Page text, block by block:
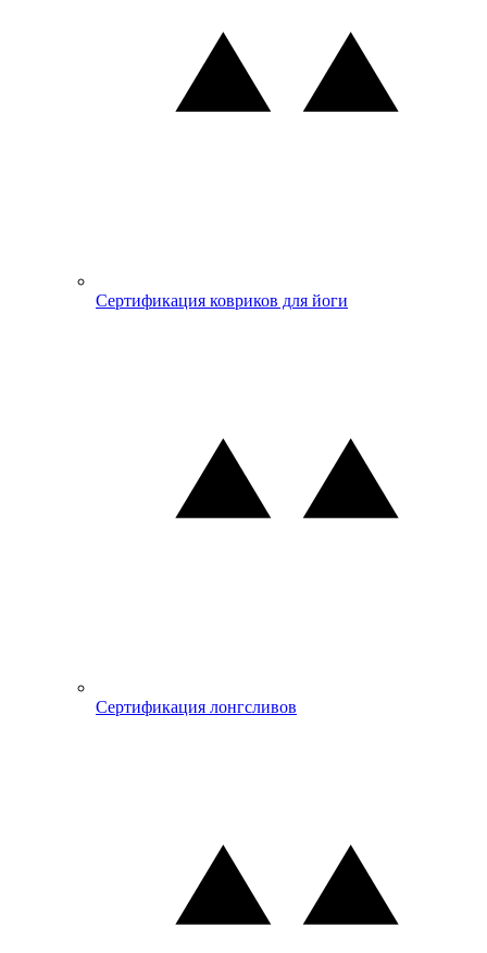
Сертификация ковриков для йоги
Сертификация лонгсливов